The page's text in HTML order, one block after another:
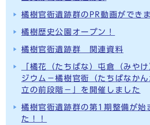
橘樹官衙遺跡群のPR動画ができ
橘樹歴史公園オープン！
橘樹官衙遺跡群 関連資料
「橘花（たちばな）屯倉（みや
ジウム－橘樹官衙（たちばなか
立の前段階－」を開催しました
橘樹官衙遺跡群の第1期整備が始
た！！